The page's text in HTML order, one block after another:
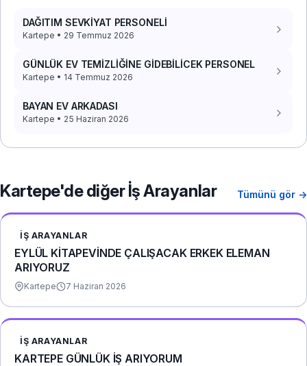
DAĞITIM SEVKİYAT PERSONELİ
Kartepe • 29 Temmuz 2026
GÜNLÜK EV TEMİZLİĞİNE GİDEBİLİCEK PERSONEL
Kartepe • 14 Temmuz 2026
BAYAN EV ARKADASI
Kartepe • 25 Haziran 2026
Kartepe'de diğer İş Arayanlar Tümünü gör →
İŞ ARAYANLAR
EYLÜL KİTAPEVİNDE ÇALIŞACAK ERKEK ELEMAN
ARIYORUZ
Kartepe 7 Haziran 2026
İŞ ARAYANLAR
KARTEPE GÜNLÜK İŞ ARIYORUM